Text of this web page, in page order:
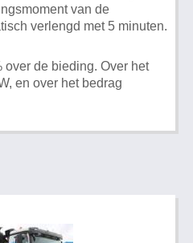
van de
verlengd met 5 minuten.
over de bieding. Over het
en over het bedrag